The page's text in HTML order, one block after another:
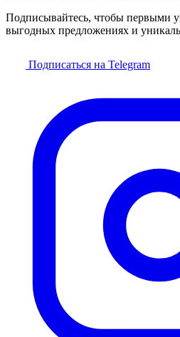
Подписывайтесь, чтобы первыми
выгодных предложениях и
Подписаться на Telegram